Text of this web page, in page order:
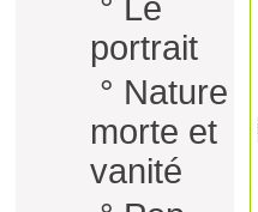
° Le
portrait
° Nature
morte et
vanité